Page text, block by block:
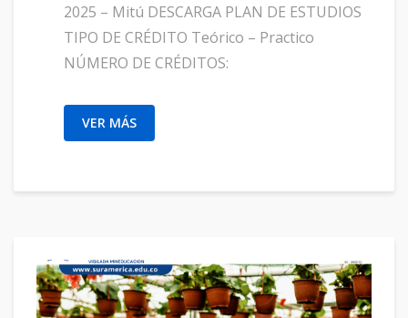
2025 – Mitú DESCARGA PLAN DE ESTUDIOS
TIPO DE CRÉDITO Teórico – Practico
NÚMERO DE CRÉDITOS:
VER MÁS